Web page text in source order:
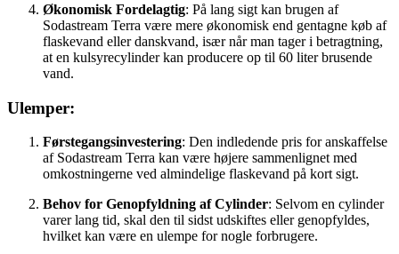
Økonomisk Fordelagtig: På lang sigt kan brugen af
Sodastream Terra være mere økonomisk end gentagne køb af
flaskevand eller danskvand, især når man tager i betragtning,
at en kulsyrecylinder kan producere op til 60 liter brusende
vand.
Ulemper:
Førstegangsinvestering: Den indledende pris for anskaffelse
af Sodastream Terra kan være højere sammenlignet med
omkostningerne ved almindelige flaskevand på kort sigt.
Behov for Genopfyldning af Cylinder: Selvom en cylinder
varer lang tid, skal den til sidst udskiftes eller genopfyldes,
hvilket kan være en ulempe for nogle forbrugere.